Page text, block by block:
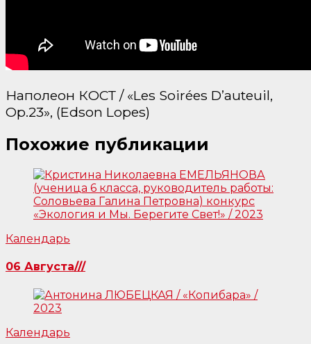
Наполеон КОСТ / «Les Soirées D’auteuil,
Op.23», (Edson Lopes)
Похожие публикации
Календарь
06 Августа///
Календарь